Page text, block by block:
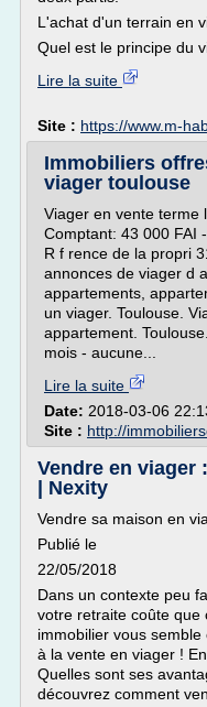
L'achat d'un terrain en
Quel est le principe du
Lire la suite
Site : https://www.m-
Immobiliers
viager toulouse
Viager en vente terme
Comptant: 43 000 FAI
R f rence de la propri
annonces de viager d
appartements,
un viager. Toulouse.
appartement.
mois - aucune...
Lire la suite
Date: 2018-03-06
Site : http://
Vendre en viager
| Nexity
Vendre sa maison en
Publié le
22/05/2018
Dans un contexte peu
votre retraite coûte que
immobilier vous
à la vente en viager !
Quelles sont ses
découvrez comment